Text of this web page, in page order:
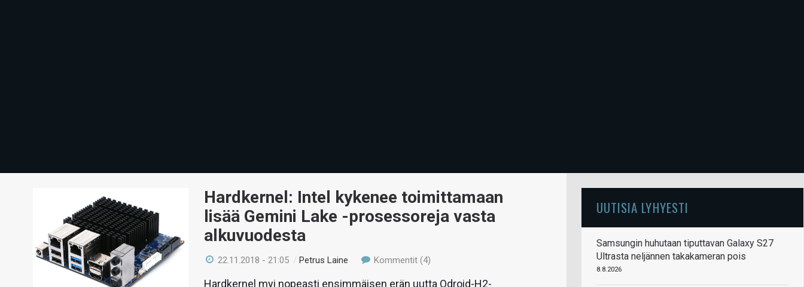
Hardkernel: Intel kykenee toimittamaan
lisää Gemini Lake -prosessoreja vasta
alkuvuodesta
22.11.2018 - 21:05 /Petrus Laine Kommentit (4)
Hardkernel myi nopeasti ensimmäisen erän uutta Odroid-H2-
UUTISIA LYHYESTI
Samsungin huhutaan tiputtavan Galaxy S27
Ultrasta neljännen takakameran pois
8.8.2026